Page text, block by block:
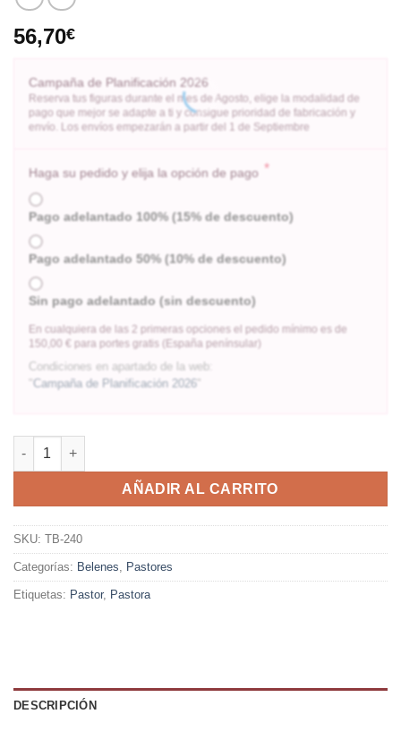
56,70€
Campaña de Planificación 2026
Reserva tus figuras durante el mes de Agosto, elige la modalidad de
pago que mejor se adapte a ti y consigue prioridad de fabricación y
envío. Los envíos empezarán a partir del 1 de Septiembre
Haga su pedido y elija la opción de pago *
Pago adelantado 100% (15% de descuento)
Pago adelantado 50% (10% de descuento)
Sin pago adelantado (sin descuento)
En cualquiera de las 2 primeras opciones el pedido mínimo es de
150,00 € para portes gratis (España penínsular)
Condiciones en apartado de la web:
"Campaña de Planificación 2026 "
AÑADIR AL CARRITO
SKU: TB-240
Categorías: Belenes Pastores
Etiquetas: Pastor, Pastora
DESCRIPCIÓN